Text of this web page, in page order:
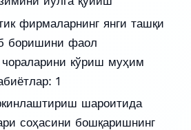
фирмаларнинг янги ташқи
боришини фаол
чораларини кўриш муҳим
1
шароитида
соҳасини бошқаришнинг